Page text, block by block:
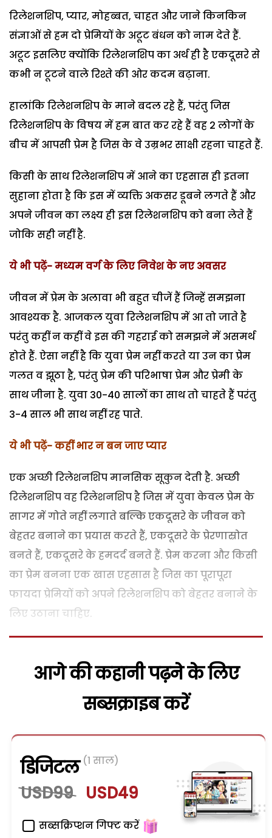
रिलेशनशिप, प्यार, मोहब्बत, चाहत और जाने किनकिन
संज्ञाओं से हम दो प्रेमियों के अटूट बंधन को नाम देते हैं.
अटूट इसलिए क्योंकि रिलेशनशिप का अर्थ ही है एकदूसरे से
कभी न टूटने वाले रिश्ते की ओर कदम बढ़ाना.
हालांकि रिलेशनशिप के माने बदल रहे हैं, परंतु जिस
रिलेशनशिप के विषय में हम बात कर रहे हैं वह 2 लोगों के
बीच में आपसी प्रेम है जिस के वे उम्रभर साक्षी रहना चाहते हैं.
किसी के साथ रिलेशनशिप में आने का एहसास ही इतना
सुहाना होता है कि इस में व्यक्ति अकसर डूबने लगते हैं और
अपने जीवन का लक्ष्य ही इस रिलेशनशिप को बना लेते हैं
जोकि सही नहीं है.
ये भी पढ़ें- मध्यम वर्ग के लिए निवेश के नए अवसर
जीवन में प्रेम के अलावा भी बहुत चीजें हैं जिन्हें समझना
आवश्यक है. आजकल युवा रिलेशनशिप में आ तो जाते है
परंतु कहीं न कहीं वे इस की गहराई को समझने में असमर्थ
होते हैं. ऐसा नहीं है कि युवा प्रेम नहीं करते या उन का प्रेम
गलत व झूठा है, परंतु प्रेम की परिभाषा प्रेम और प्रेमी के
साथ जीना है. युवा 30-40 सालों का साथ तो चाहते हैं परंतु
3-4 साल भी साथ नहीं रह पाते.
ये भी पढ़ें- कहीं भार न बन जाए प्यार
एक अच्छी रिलेशनशिप मानसिक सूकुन देती है. अच्छी
रिलेशनशिप वह रिलेशनशिप है जिस में युवा केवल प्रेम के
सागर में गोते नहीं लगाते बल्कि एकदूसरे के जीवन को
बेहतर बनाने का प्रयास करते हैं, एकदूसरे के प्रेरणास्रोत
बनते हैं, एकदूसरे के हमदर्द बनते हैं. प्रेम करना और किसी
का प्रेम बनना एक खास एहसास है जिस का पूरापूरा
फायदा प्रेमियों को अपने रिलेशनशिप को बेहतर बनाने के
लिए उठाना चाहिए.
आगे की कहानी पढ़ने के लिए
सब्सक्राइब करें
डिजिटल (1 साल)
USD99 USD49
सब्सक्रिप्शन गिफ्ट करें